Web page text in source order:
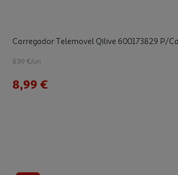
Carregador Telemovel Qilive 600173829 P/
8.99 €/un
8,99 €